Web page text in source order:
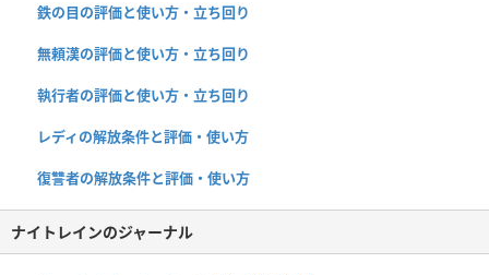
鉄の目の評価と使い方・立ち回り
無頼漢の評価と使い方・立ち回り
執行者の評価と使い方・立ち回り
レディの解放条件と評価・使い方
復讐者の解放条件と評価・使い方
ナイトレインのジャーナル